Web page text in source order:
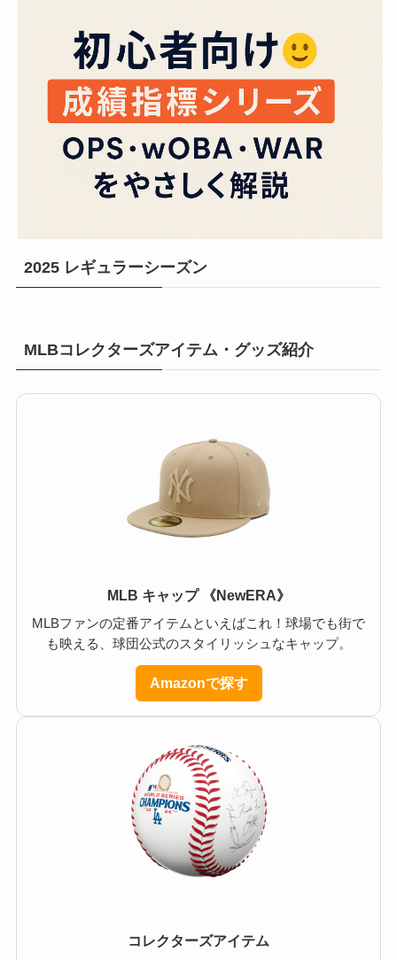
2025 レギュラーシーズン
MLBコレクターズアイテム・グッズ紹介
MLB キャップ 《NewERA》
MLBファンの定番アイテムといえばこれ！球場でも街で
も映える、球団公式のスタイリッシュなキャップ。
Amazonで探す
コレクターズアイテム